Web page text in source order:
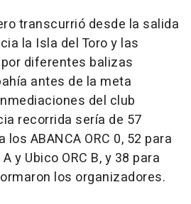
transcurrió desde la salida
la Isla del Toro y las
diferentes balizas
antes de la meta
del club
recorrida sería de 57
ABANCA ORC 0, 52 para
y Ubico ORC B, y 38 para
los organizadores.